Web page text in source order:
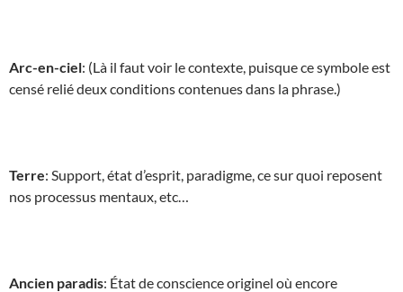
Arc-en-ciel: (Là il faut voir le contexte, puisque ce symbole est
censé relié deux conditions contenues dans la phrase.)
Terre: Support, état d’esprit, paradigme, ce sur quoi reposent
nos processus mentaux, etc…
Ancien paradis: État de conscience originel où encore